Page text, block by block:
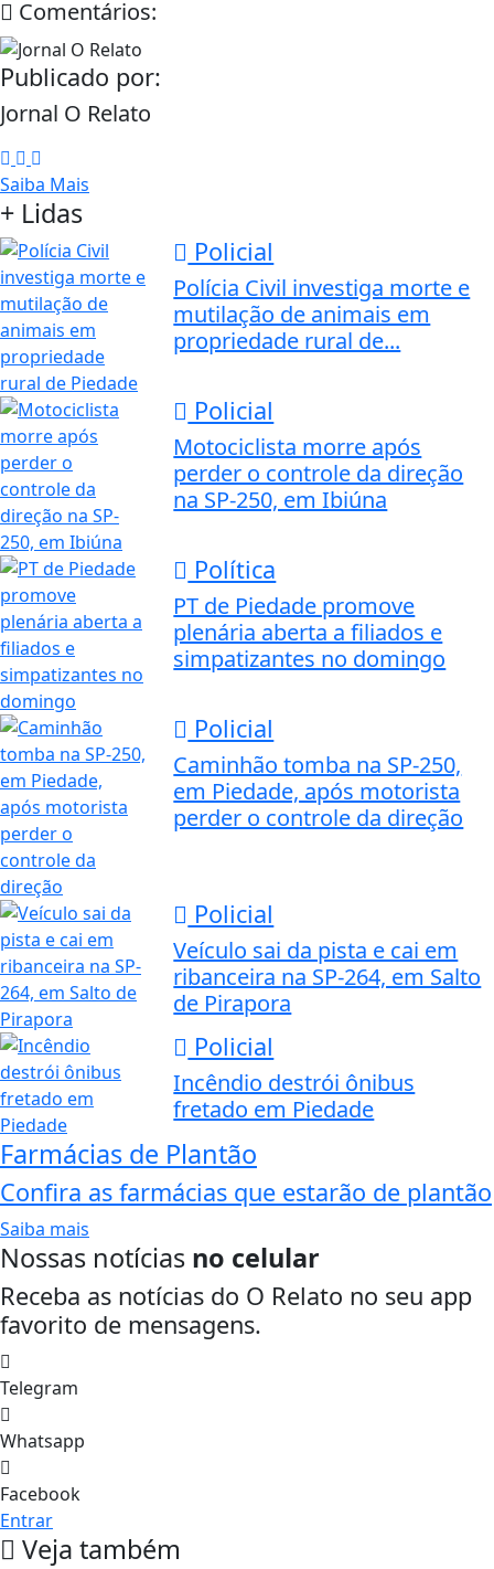
Comentários:
Publicado por:
Jornal O Relato
Saiba Mais
+ Lidas
Policial
Polícia Civil investiga morte e
mutilação de animais em
propriedade rural de...
Policial
Motociclista morre após
perder o controle da direção
na SP-250, em Ibiúna
Política
PT de Piedade promove
plenária aberta a filiados e
simpatizantes no domingo
Policial
Caminhão tomba na SP-250,
em Piedade, após motorista
perder o controle da direção
Policial
Veículo sai da pista e cai em
ribanceira na SP-264, em Salto
de Pirapora
Policial
Incêndio destrói ônibus
fretado em Piedade
Farmácias de Plantão
Confira as farmácias que estarão de plantão
Saiba mais
Nossas notícias no celular
Receba as notícias do O Relato no seu app
favorito de mensagens.
Telegram
Whatsapp
Facebook
Entrar
Veja também